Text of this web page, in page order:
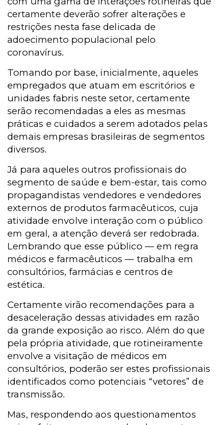
certamente deverão sofrer alterações e
restrições nesta fase delicada de
adoecimento populacional pelo
coronavírus.
Tomando por base, inicialmente, aqueles
empregados que atuam em escritórios e
unidades fabris neste setor, certamente
serão recomendadas a eles as mesmas
práticas e cuidados a serem adotados pelas
demais empresas brasileiras de segmentos
diversos.
Já para aqueles outros profissionais do
segmento de saúde e bem-estar, tais como
propagandistas vendedores e vendedores
externos de produtos farmacêuticos, cuja
atividade envolve interação com o público
em geral, a atenção deverá ser redobrada.
Lembrando que esse público — em regra
médicos e farmacêuticos — trabalha em
consultórios, farmácias e centros de
estética.
Certamente virão recomendações para a
desaceleração dessas atividades em razão
da grande exposição ao risco. Além do que
pela própria atividade, que rotineiramente
envolve a visitação de médicos em
consultórios, poderão ser estes profissionais
identificados como potenciais “vetores” de
transmissão.
Mas, respondendo aos questionamentos